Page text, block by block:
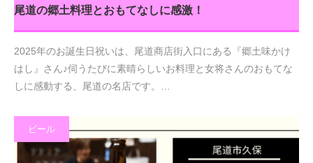
尾道の郷土料理とおもてなしに感激！
2025年のお誕生日祝いは、尾道商店街入口にある『郷土味かけ
はし』さん♪伺うたびに素晴らしいお料理と女将さんのおもてな
しに感動する、尾道の名店です。…
ビール